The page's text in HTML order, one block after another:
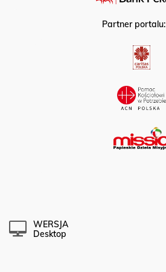
Partner portalu:
WERSJA
Desktop